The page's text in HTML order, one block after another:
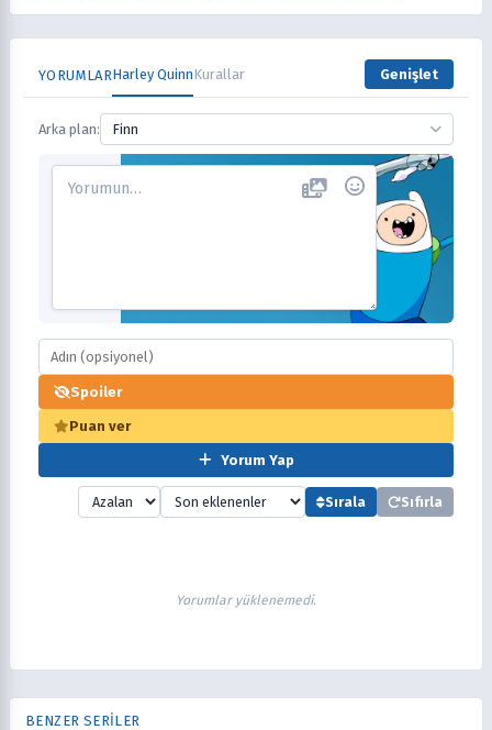
YORUMLARHarley QuinnKurallar Genişlet
Arka plan: Finn
Spoiler
Puan ver
Yorum Yap
Sırala Sıfırla
Yorumlar yüklenemedi.
BENZER SERİLER